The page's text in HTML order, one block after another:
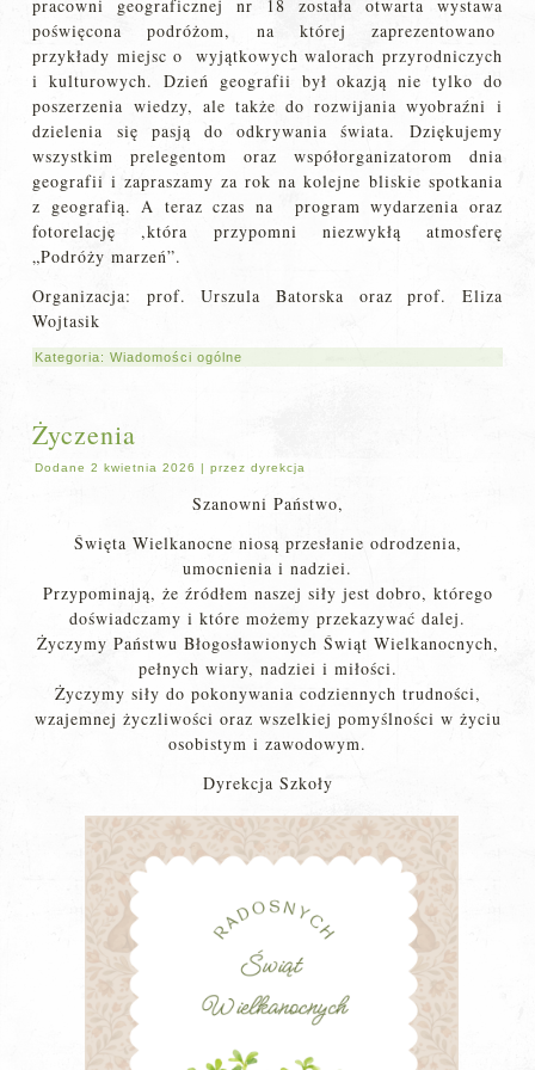
pracowni geograficznej nr 18 została otwarta wystawa
poświęcona podróżom, na której zaprezentowano
przykłady miejsc o wyjątkowych walorach przyrodniczych
i kulturowych. Dzień geografii był okazją nie tylko do
poszerzenia wiedzy, ale także do rozwijania wyobraźni i
dzielenia się pasją do odkrywania świata. Dziękujemy
wszystkim prelegentom oraz współorganizatorom dnia
geografii i zapraszamy za rok na kolejne bliskie spotkania
z geografią. A teraz czas na program wydarzenia oraz
fotorelację ,która przypomni niezwykłą atmosferę
„Podróży marzeń”.
Organizacja: prof. Urszula Batorska oraz prof. Eliza
Wojtasik
Kategoria:Wiadomości ogólne
Życzenia
Dodane 2 kwietnia 2026 |przez dyrekcja
Szanowni Państwo,
Święta Wielkanocne niosą przesłanie odrodzenia,
umocnienia i nadziei.
Przypominają, że źródłem naszej siły jest dobro, którego
doświadczamy i które możemy przekazywać dalej.
Życzymy Państwu Błogosławionych Świąt Wielkanocnych,
pełnych wiary, nadziei i miłości.
Życzymy siły do pokonywania codziennych trudności,
wzajemnej życzliwości oraz wszelkiej pomyślności w życiu
osobistym i zawodowym.
Dyrekcja Szkoły